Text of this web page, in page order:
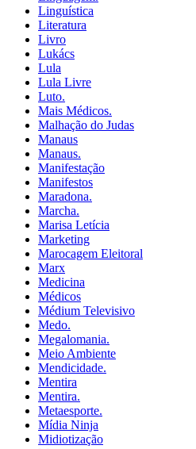
Linguística
Literatura
Livro
Lukács
Lula
Lula Livre
Luto.
Mais Médicos.
Malhação do Judas
Manaus
Manaus.
Manifestação
Manifestos
Maradona.
Marcha.
Marisa Letícia
Marketing
Marocagem Eleitoral
Marx
Medicina
Médicos
Médium Televisivo
Medo.
Megalomania.
Meio Ambiente
Mendicidade.
Mentira
Mentira.
Metaesporte.
Mídia Ninja
Midiotização